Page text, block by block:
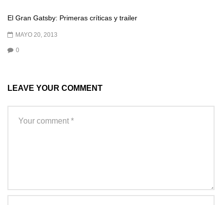
El Gran Gatsby: Primeras críticas y trailer
MAYO 20, 2013
0
LEAVE YOUR COMMENT